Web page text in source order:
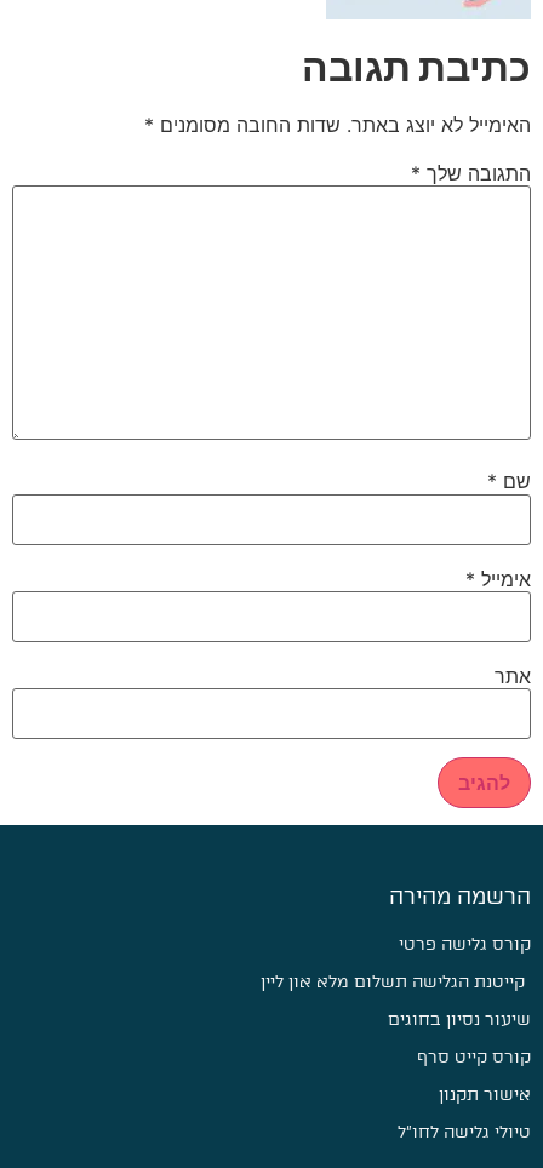
כתיבת תגובה
האימייל לא יוצג באתר. שדות החובה מסומנים *
התגובה שלך *
שם *
אימייל *
אתר
הרשמה מהירה
קורס גלישה פרטי
קייטנת הגלישה תשלום מלא און ליין
שיעור נסיון בחוגים
קורס קייט סרף
אישור תקנון
טיולי גלישה לחו״ל